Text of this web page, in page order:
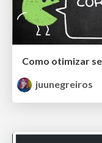
juunegreiros